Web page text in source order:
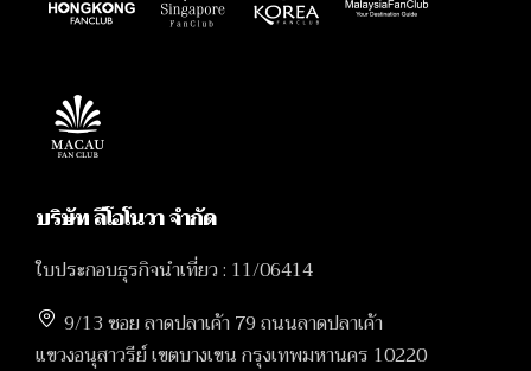
บริษัท ลีโอโนวา จำกัด
ใบประกอบธุรกิจนำเที่ยว : 11/06414
9/13 ซอย ลาดปลาเค้า 79 ถนนลาดปลาเค้า
แขวงอนุสาวรีย์ เขตบางเขน กรุงเทพมหานคร 10220